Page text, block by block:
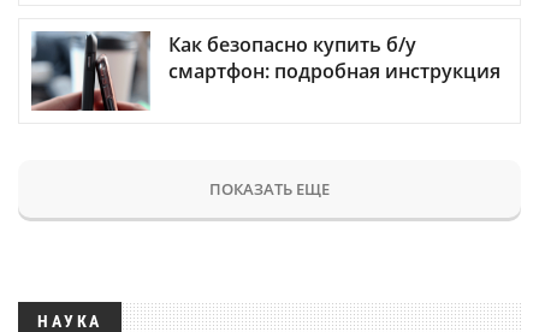
Как безопасно купить б/у
смартфон: подробная инструкция
ПОКАЗАТЬ ЕЩЕ
НАУКА